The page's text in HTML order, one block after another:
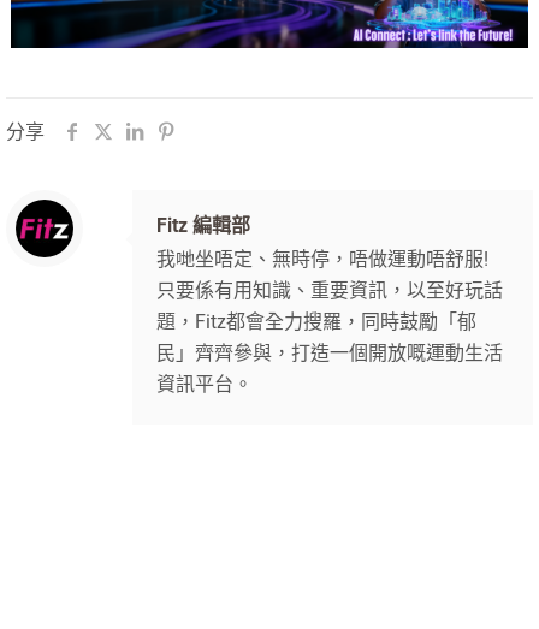
分享
Fitz 編輯部
我哋坐唔定、無時停，唔做運動唔舒服!
只要係有用知識、重要資訊，以至好玩話
題，Fitz都會全力搜羅，同時鼓勵「郁
民」齊齊參與，打造一個開放嘅運動生活
資訊平台。